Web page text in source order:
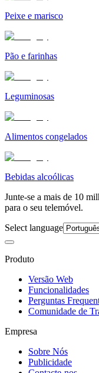
Peixe e marisco
Pão e farinhas
Leguminosas
Alimentos congelados
Bebidas alcoólicas
Junte-se a mais de 10
para o seu telemóvel.
Select language
Produto
Versão Web
Funcionalidades
Perguntas
Comunidade de
Empresa
Sobre Nós
Publicidade